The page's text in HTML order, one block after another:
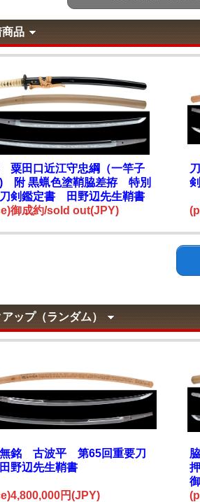
品
粟田口近江守忠綱（一竿子
附 黒蝋色塗鞘脇差拵 特別
剣鑑定書 田野辺先生鞘書
御成約/sold out(JPY)
ップ（ランダム）
銘 古波平 第65回重要刀
野辺先生鞘書
円(JPY)